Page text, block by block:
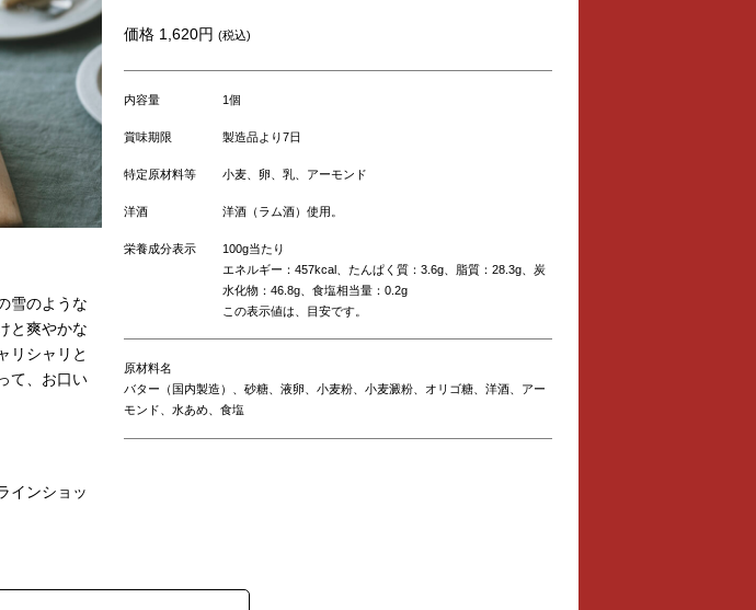
雪のような
と爽やかな
リシャリと
て、お口い
インショッ
価格 1,620円 (税込)
内容量 1個
賞味期限 製造品より7日
特定原材料等 小麦、卵、乳、アーモンド
洋酒 洋酒（ラム酒）使用。
栄養成分表示
100g当たり
エネルギー：457kcal、たんぱく質：3.6g、脂質：28.3g、炭
水化物：46.8g、食塩相当量：0.2g
この表示値は、目安です。
原材料名
バター（国内製造）、砂糖、液卵、小麦粉、小麦澱粉、オリゴ糖、洋酒、アー
モンド、水あめ、食塩